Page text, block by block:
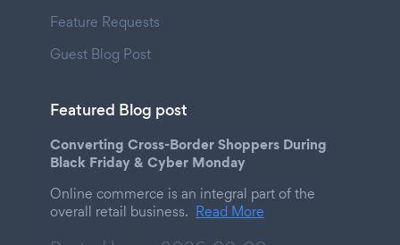
Feature Requests
Guest Blog Post
Featured Blog post
Converting Cross-Border Shoppers During
Black Friday & Cyber Monday
Online commerce is an integral part of the
overall retail business. Read More